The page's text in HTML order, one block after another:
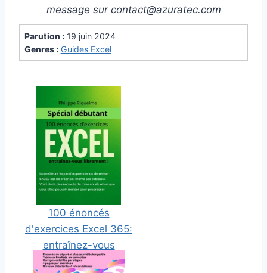
message sur contact@azuratec.com
Parution : 19 juin 2024
Genres : Guides Excel
100 énoncés
d'exercices Excel 365:
entraînez-vous
librement !